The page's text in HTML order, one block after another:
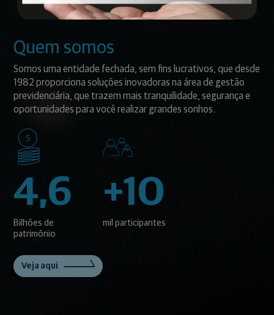
Quem somos
Somos uma entidade fechada, sem fins lucrativos, que desde
1982 proporciona soluções inovadoras na área de gestão
previdenciária, que trazem mais tranquilidade, segurança e
oportunidades para você realizar grandes sonhos.
4,6
Bilhões de
patrimônio
+10
mil participantes
Veja aqui